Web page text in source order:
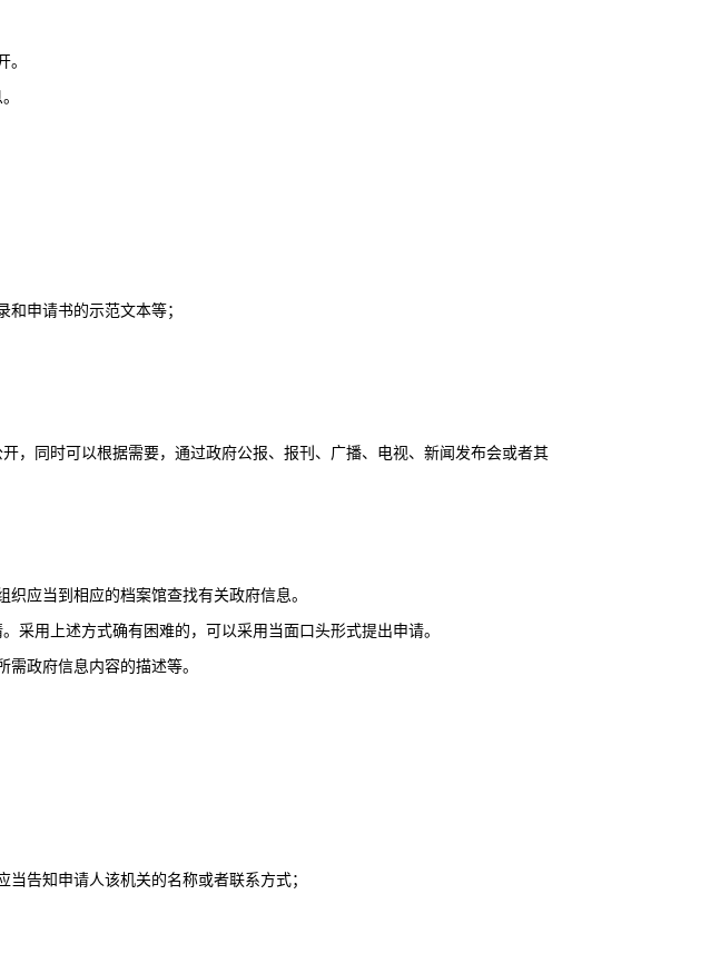
申请书的示范文本等；
，同时可以根据需要，通过政府公报、报刊、广播、电视、新闻发布会或者其
应当到相应的档案馆查找有关政府信息。
采用上述方式确有困难的，可以采用当面口头形式提出申请。
政府信息内容的描述等。
告知申请人该机关的名称或者联系方式；